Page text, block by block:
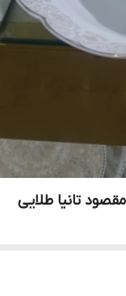
تانیا طلایی